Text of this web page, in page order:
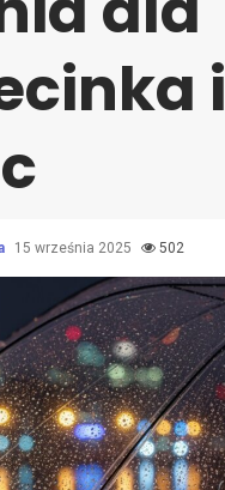
i
15 września 2025 502